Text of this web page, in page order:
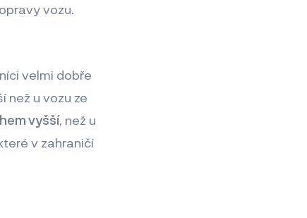
vozu.
velmi dobře
než u vozu ze
vyšší, než u
v zahraničí